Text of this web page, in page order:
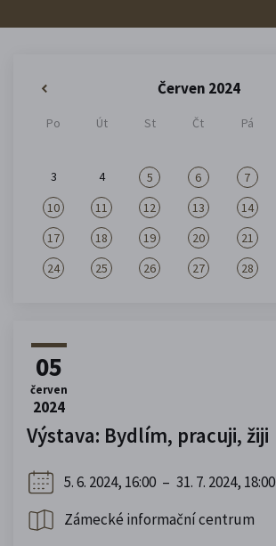
Červen 2024
Po Út St Čt Pá
3
4 5 6 7
10
11 12 13 14
17
18 19 20 21
24
25 26 27 28
05
červen
2024
Výstava: Bydlím, pracuji, žiji
5. 6. 2024, 16:00 – 31. 7. 2024, 18:00
Zámecké informační centrum